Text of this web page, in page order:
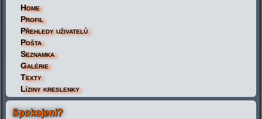
Home
Profil
Přehledy uživatelů
Pošta
Seznamka
Galérie
Texty
Líziny kreslenky
Spokojeni?